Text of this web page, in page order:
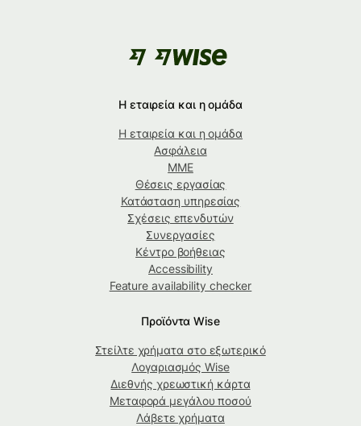
Η εταιρεία και η ομάδα
Η εταιρεία και η ομάδα
Ασφάλεια
ΜΜΕ
Θέσεις εργασίας
Κατάσταση υπηρεσίας
Σχέσεις επενδυτών
Συνεργασίες
Κέντρο βοήθειας
Accessibility
Feature availability checker
Προϊόντα Wise
Στείλτε χρήματα στο εξωτερικό
Λογαριασμός Wise
Διεθνής χρεωστική κάρτα
Μεταφορά μεγάλου ποσού
Λάβετε χρήματα